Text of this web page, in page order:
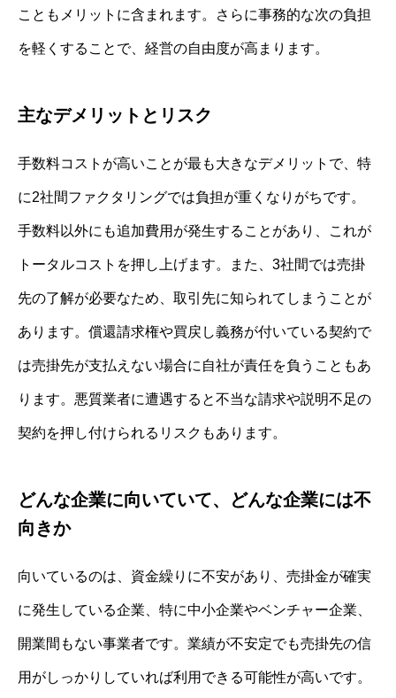
こともメリットに含まれます。さらに事務的な次の負担
を軽くすることで、経営の自由度が高まります。
主なデメリットとリスク
手数料コストが高いことが最も大きなデメリットで、特
に2社間ファクタリングでは負担が重くなりがちです。
手数料以外にも追加費用が発生することがあり、これが
トータルコストを押し上げます。また、3社間では売掛
先の了解が必要なため、取引先に知られてしまうことが
あります。償還請求権や買戻し義務が付いている契約で
は売掛先が支払えない場合に自社が責任を負うこともあ
ります。悪質業者に遭遇すると不当な請求や説明不足の
契約を押し付けられるリスクもあります。
どんな企業に向いていて、どんな企業には不
向きか
向いているのは、資金繰りに不安があり、売掛金が確実
に発生している企業、特に中小企業やベンチャー企業、
開業間もない事業者です。業績が不安定でも売掛先の信
用がしっかりしていれば利用できる可能性が高いです。